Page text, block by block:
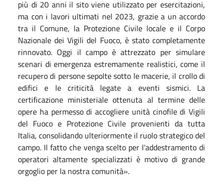
più di 20 anni il sito viene utilizzato per esercitazioni,
ma con i lavori ultimati nel 2023, grazie a un accordo
tra il Comune, la Protezione Civile locale e il Corpo
Nazionale dei Vigili del Fuoco, è stato completamente
rinnovato. Oggi il campo è attrezzato per simulare
scenari di emergenza estremamente realistici, come il
recupero di persone sepolte sotto le macerie, il crollo di
edifici e le criticità legate a eventi sismici. La
certificazione ministeriale ottenuta al termine delle
opere ha permesso di accogliere unità cinofile di Vigili
del Fuoco e Protezione Civile provenienti da tutta
Italia, consolidando ulteriormente il ruolo strategico del
campo. Il fatto che venga scelto per l'addestramento di
operatori altamente specializzati è motivo di grande
orgoglio per la nostra comunità».